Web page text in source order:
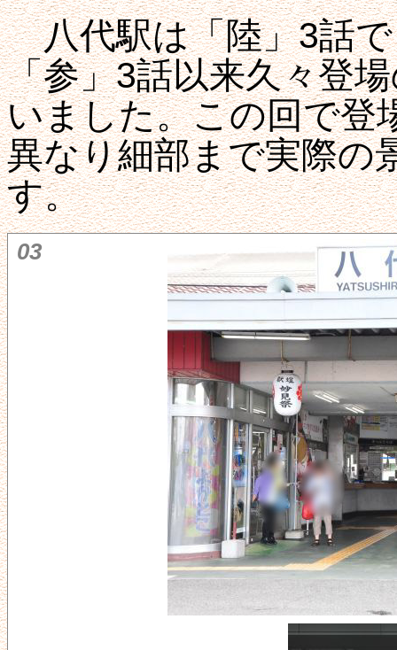
八代駅は「陸」3話で
「参」3話以来久々登
いました。この回で登
異なり細部まで実際の
す。
03